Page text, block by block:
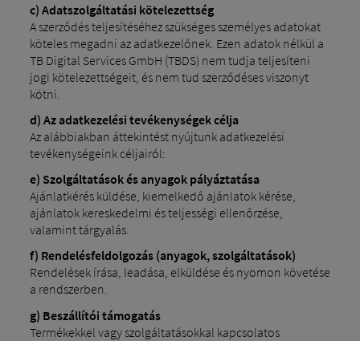
c) Adatszolgáltatási kötelezettség
A szerződés teljesítéséhez szükséges személyes adatokat
köteles megadni az adatkezelőnek. Ezen adatok nélkül a
TB Digital Services GmbH (TBDS) nem tudja teljesíteni
jogi kötelezettségeit, és nem tud szerződéses viszonyt
kötni.
d) Az adatkezelési tevékenységek célja
Az alábbiakban áttekintést nyújtunk adatkezelési
tevékenységeink céljairól:
e) Szolgáltatások és anyagok pályáztatása
Ajánlatkérés küldése, kiemelkedő ajánlatok kérése,
ajánlatok kereskedelmi és teljességi ellenőrzése,
valamint tárgyalás.
f) Rendelésfeldolgozás (anyagok, szolgáltatások)
Rendelések írása, leadása, elküldése és nyomon követése
a rendszerben.
g) Beszállítói támogatás
Termékekkel vagy szolgáltatásokkal kapcsolatos